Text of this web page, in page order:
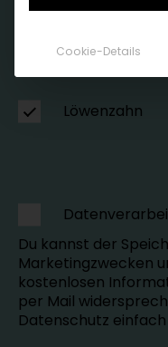
Löwenzahn
Du kannst der
Marketingzwecken
kostenlosen
per Mail
Datenschutz einfach
Cookie-Details